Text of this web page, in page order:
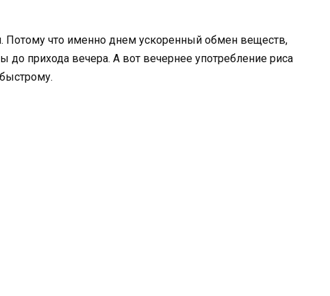
Потому что именно днем ускоренный обмен веществ,
до прихода вечера. А вот вечернее употребление риса